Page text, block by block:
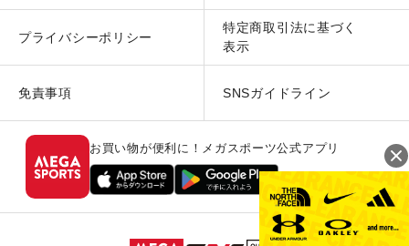
プライバシーポリシー
特定商取引法に基づく
表示
免責事項 SNSガイドライン
お買い物が便利に！メガスポーツ公式アプリ